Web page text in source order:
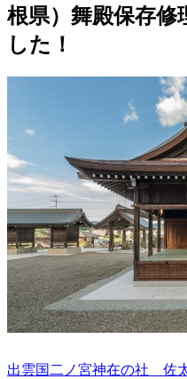
根県）舞殿保存修
した！
出雲国二ノ宮神在の社 佐